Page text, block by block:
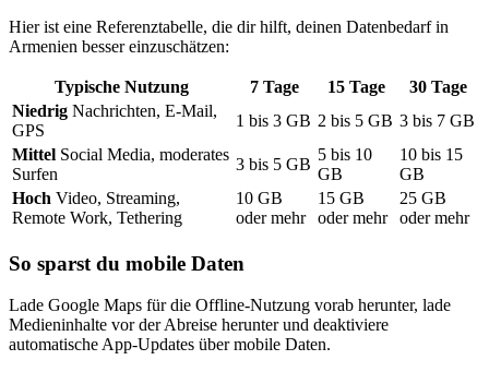
Hier ist eine Referenztabelle, die dir hilft, deinen Datenbedarfin
Armenien besser einzuschätzen:
Typische Nutzung 7 Tage 15 Tage 30 Tage
Niedrig Nachrichten, E-Mail,
GPS
1 bis 3 GB 2 bis 5 GB 3 bis 7 GB
Mittel Social Media, moderates
Surfen
3 bis 5 GB
5 bis 10
GB
10 bis 15
GB
Hoch Video, Streaming,
Remote Work, Tethering
10 GB
oder mehr
15 GB
oder mehr
25 GB
oder mehr
So sparst du mobile Daten
Lade Google Maps für die Offline-Nutzung vorab herunter, lade
Medieninhalte vor der Abreise herunter und deaktiviere
automatische App-Updates über mobile Daten.